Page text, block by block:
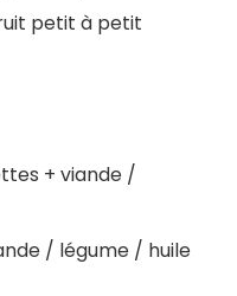
petit à petit
+ viande /
/ légume / huile